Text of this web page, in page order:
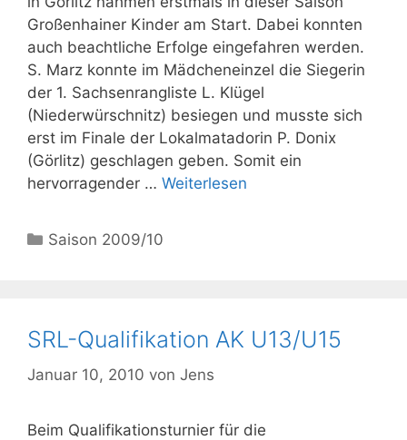
Großenhainer Kinder am Start. Dabei konnten
auch beachtliche Erfolge eingefahren werden.
S. Marz konnte im Mädcheneinzel die Siegerin
der 1. Sachsenrangliste L. Klügel
(Niederwürschnitz) besiegen und musste sich
erst im Finale der Lokalmatadorin P. Donix
(Görlitz) geschlagen geben. Somit ein
hervorragender … Weiterlesen
Kategorien
Saison 2009/10
SRL-Qualifikation AK U13/U15
Januar 10, 2010 von Jens
Beim Qualifikationsturnier für die